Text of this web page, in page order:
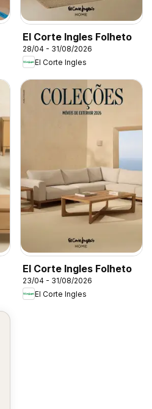
El Corte Ingles Folheto
28/04 - 31/08/2026
El Corte Ingles
El Corte Ingles Folheto
23/04 - 31/08/2026
El Corte Ingles